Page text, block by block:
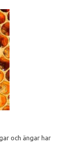
och ängar har